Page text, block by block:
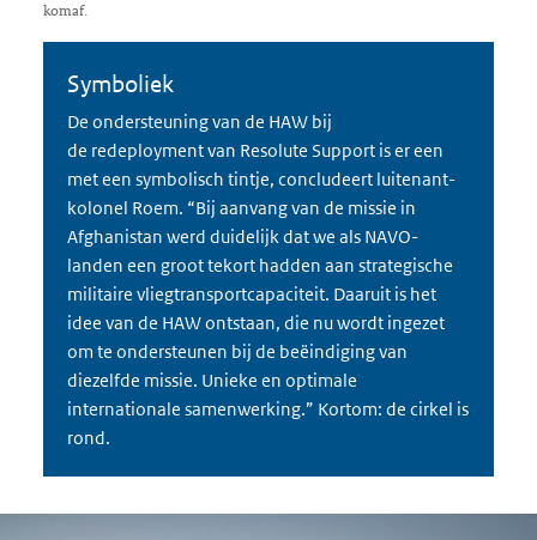
komaf.
Symboliek
De ondersteuning van de HAW bij
de redeployment van Resolute Support is er een
met een symbolisch tintje, concludeert luitenant-
kolonel Roem. “Bij aanvang van de missie in
Afghanistan werd duidelijk dat we als NAVO-
landen een groot tekort hadden aan strategische
militaire vliegtransportcapaciteit. Daaruit is het
idee van de HAW ontstaan, die nu wordt ingezet
om te ondersteunen bij de beëindiging van
diezelfde missie. Unieke en optimale
internationale samenwerking.” Kortom: de cirkel is
rond.